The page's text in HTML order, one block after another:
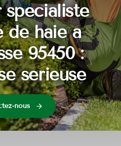
de haie à
95450 :
sérieuse
nous